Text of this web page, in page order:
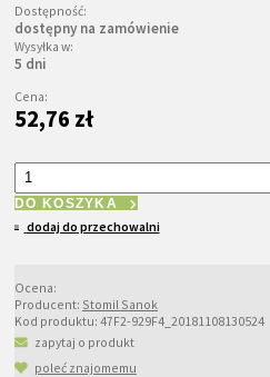
Dostępność:
dostępny na zamówienie
Wysyłka w:
5 dni
Cena:
52,76 zł
DO KOSZYKA
dodaj do przechowalni
Ocena:
Producent: Stomil Sanok
Kod produktu: 47F2-929F4_20181108130524
zapytaj o produkt
poleć znajomemu